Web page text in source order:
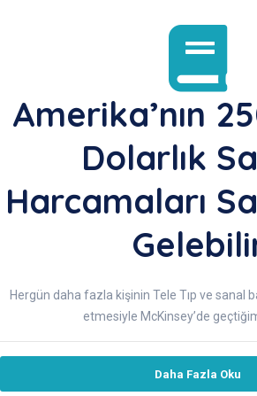
Amerika’nın
Dolarlık
Harcamaları
Hergün daha fazla kişinin Tele Tıp​ ve sanal
etmesiyle McKinsey’de
Daha Fazla Oku